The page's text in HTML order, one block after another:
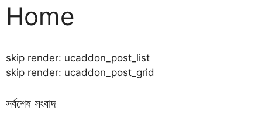
Home
skip render: ucaddon_post_list
skip render: ucaddon_post_grid
সর্বশেষ সংবাদ